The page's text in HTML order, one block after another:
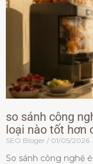
so sánh công
loại nào tốt hơn
SEO Bloger 01/05/2026
So sánh công nghệ